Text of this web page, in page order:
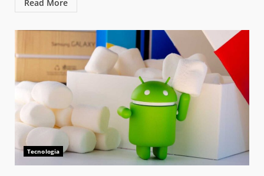
Read More
Tecnologia